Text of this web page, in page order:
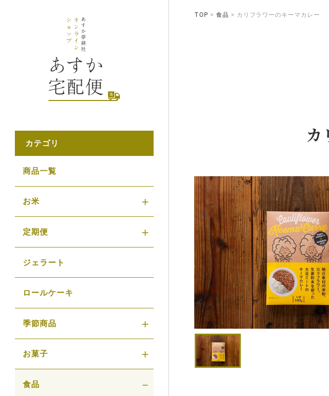
TOP 食品 カリフラワーのキーマカレー
カ
カテゴリ
商品一覧
お米
定期便
ジェラート
ロールケーキ
季節商品
お菓子
食品